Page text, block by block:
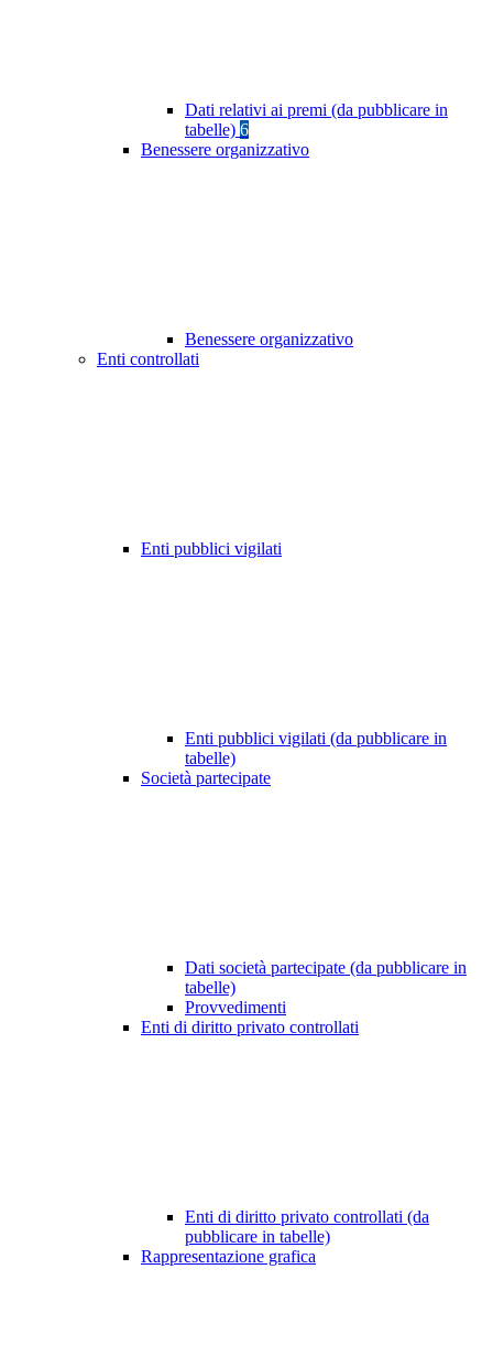
Dati relativi ai premi (da pubblicare in
tabelle) 6
Benessere organizzativo
Benessere organizzativo
Enti controllati
Enti pubblici vigilati
Enti pubblici vigilati (da pubblicare in
tabelle)
Società partecipate
Dati società partecipate (da pubblicare in
tabelle)
Provvedimenti
Enti di diritto privato controllati
Enti di diritto privato controllati (da
pubblicare in tabelle)
Rappresentazione grafica